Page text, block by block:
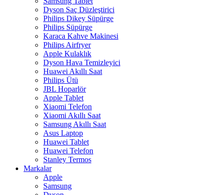
Dyson Saç Düzleştirici
Philips Dikey Süpürge
Philips Süpürge
Karaca Kahve Makinesi
Philips Airfryer
Apple Kulaklık
Dyson Hava Temizleyici
Huawei Akıllı Saat
Philips Ütü
JBL Hoparlör
Apple Tablet
Xiaomi Telefon
Xiaomi Akıllı Saat
Samsung Akıllı Saat
Asus Laptop
Huawei Tablet
Huawei Telefon
Stanley Termos
Markalar
Apple
Samsung